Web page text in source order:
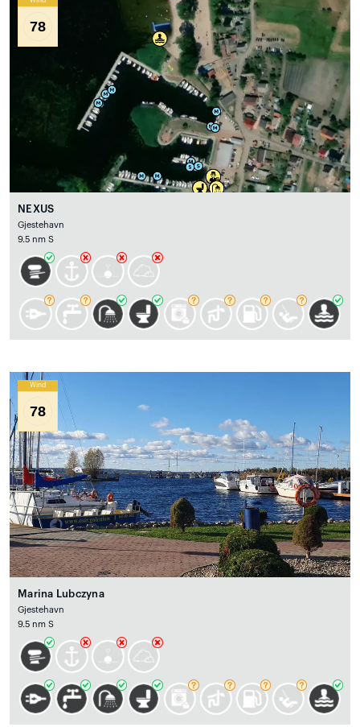
78
NEXUS
Gjestehavn
9.5 nm S
Wind
78
Marina Lubczyna
Gjestehavn
9.5 nm S